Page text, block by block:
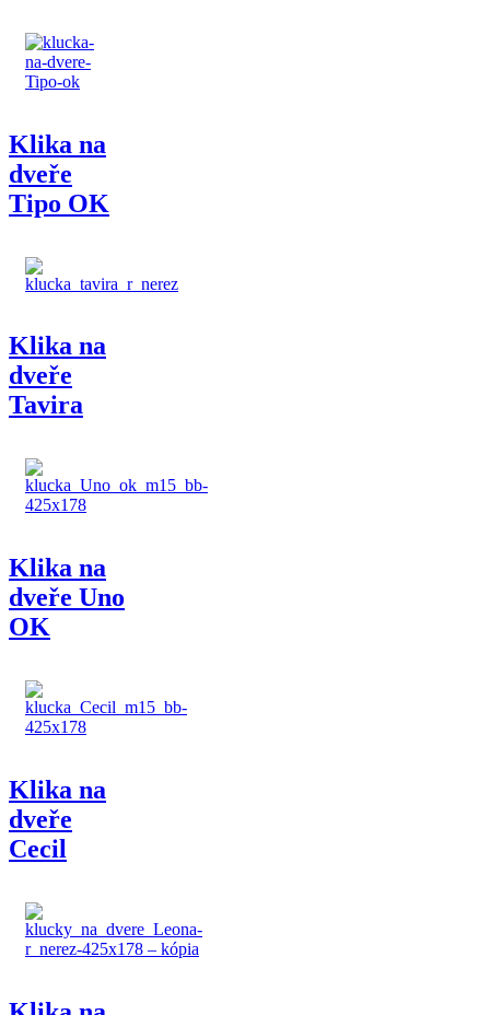
Klika na
dveře
Tipo OK
Klika na
dveře
Tavira
Klika na
dveře Uno
OK
Klika na
dveře
Cecil